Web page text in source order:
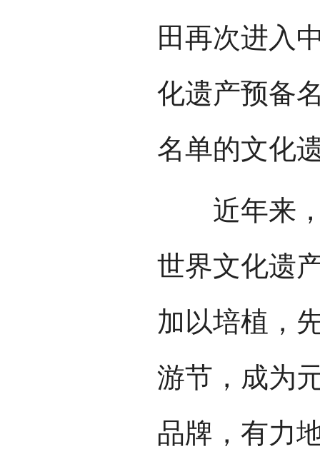
田再次进入
化遗产预备
名单的文化
近年来，
世界文化遗
加以培植，
游节，成为
品牌，有力